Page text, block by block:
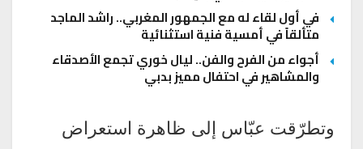
في أول لقاء له مع الجمهور المغربي.. راشد الماجد
متألقاً في أمسية فنية استثنائية
أجواء من الفرح والفن.. ليال خوري تجمع الأصدقاء
والمشاهير في احتفال مميز بدبي
وتطرّقت عبّاس إلى ظاهرة استعراض